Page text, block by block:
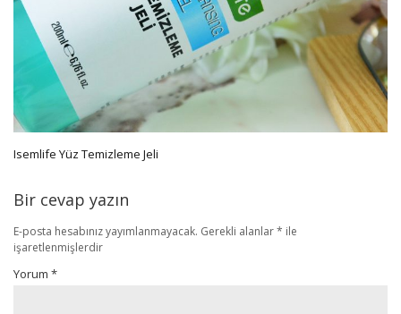
Isemlife Yüz Temizleme Jeli
Bir cevap yazın
E-posta hesabınız yayımlanmayacak. Gerekli alanlar* ile
işaretlenmişlerdir
Yorum *